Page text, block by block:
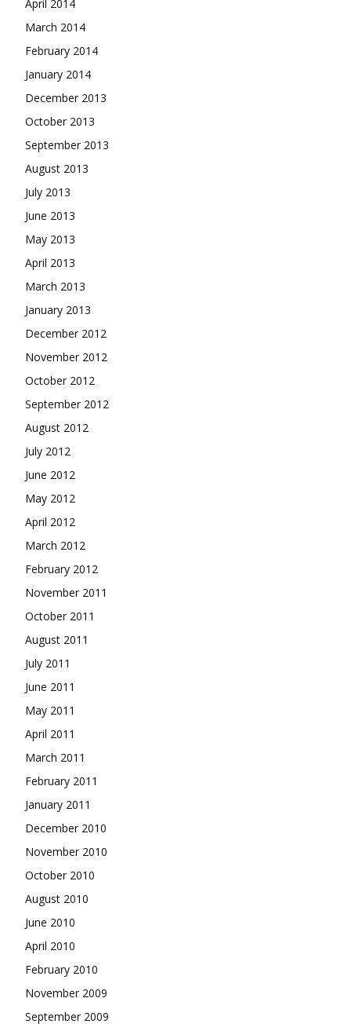
April 2014
March 2014
February 2014
January 2014
December 2013
October 2013
September 2013
August 2013
July 2013
June 2013
May 2013
April 2013
March 2013
January 2013
December 2012
November 2012
October 2012
September 2012
August 2012
July 2012
June 2012
May 2012
April 2012
March 2012
February 2012
November 2011
October 2011
August 2011
July 2011
June 2011
May 2011
April 2011
March 2011
February 2011
January 2011
December 2010
November 2010
October 2010
August 2010
June 2010
April 2010
February 2010
November 2009
September 2009